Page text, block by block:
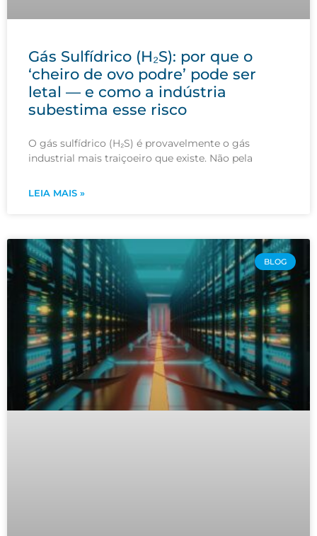
Gás Sulfídrico (H₂S): por que o
‘cheiro de ovo podre’ pode ser
letal — e como a indústria
subestima esse risco
O gás sulfídrico (H₂S) é provavelmente o gás
industrial mais traiçoeiro que existe. Não pela
LEIA MAIS »
BLOG